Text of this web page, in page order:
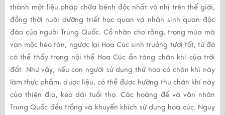
thành một liệu pháp chữa bệnh độc nhất vô nhị trên thế giới,
đồng thời nuôi dưỡng triết học quan và nhân sinh quan độc
đáo của người Trung Quốc. Cổ nhân cho rằng, trong mùa mà
vạn mộc héo tàn, ngược lại Hoa Cúc sinh trưởng tươi tốt, từ đó
có thể thấy trong nội thể Hoa Cúc ẩn tàng chân khí của trời
đất. Như vậy, nếu con người sử dụng thứ hoa có chân khì này
làm thực phẩm, dược liệu, có thể được hưởng thụ chân khí này
của thiên địa, kéo dài tuổi thọ. Các hoàng đế và văn nhân
Trung Quốc đều trồng và khuyến khích sử dụng hoa cúc. Nguỵ